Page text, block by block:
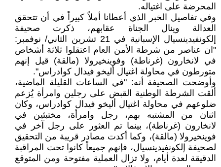
المحرضة على اغتياله.
وفي تفاصيل الخبر الذي أعطانا أملاً كبيراً في أن تتحقق
العدالة وينال الجناة عقابهم، ذكرت صحيفة
إلكونفيدينسيال الإسبانية في 21 تشرين الثاني/ نوفمبر:
"ان عناصر من شرطة الأمن العام اعتقلوا ثلاثة أشخاص
في لانخارون (غرناطة) وفوينخيرولا (مالقة) قيل إنهم
متورطون في محاولة اغتيال أليخو فيدال كوادراس".
وأوضحت الصحيفة أنه: "في الساعات القليلة الماضية،
ألقت الشرطة الوطنية القبض على رجلين وامرأة يُزعم
ضلوعهم في محاولة اغتيال أليخو فيدال كوادراس، وكان
اثنان من المشتبه بهم، رجل وامرأة، مختبئين في
لانخارون (غرناطة)، بينما تم العثور على رجل آخر في
فوينخيرولا (مالقة)، وكما أكدت مصادر قريبة من التحقيق
لصحيفة إلكونفيدينسيال، فإنهم جميعاً كانوا تحت المراقبة
الدقيقة لعدة أيام، ولا تزال العملية مفتوحة ومن المتوقع